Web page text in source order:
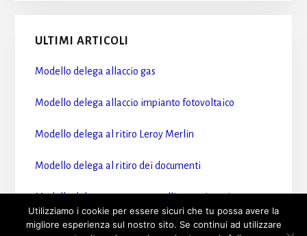
ULTIMI ARTICOLI
Modello delega allaccio gas​
Modello delega allaccio impianto fotovoltaico​
Modello delega al ritiro Leroy Merlin​
Modello delega al ritiro dei documenti​
Modello delega accesso sportelli motorizzazione​
Utilizziamo i cookie per essere sicuri che tu possa avere la
migliore esperienza sul nostro sito. Se continui ad utilizzare